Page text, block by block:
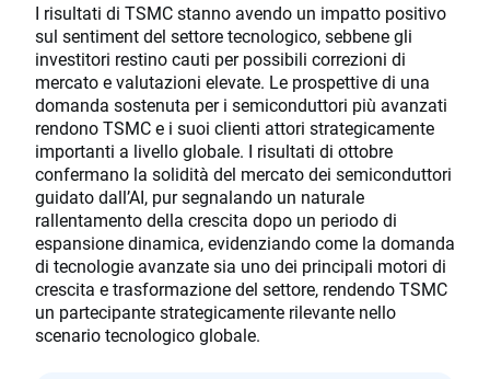
I risultati di TSMC stanno avendo un impatto positivo
sul sentiment del settore tecnologico, sebbene gli
investitori restino cauti per possibili correzioni di
mercato e valutazioni elevate. Le prospettive di una
domanda sostenuta per i semiconduttori più avanzati
rendono TSMC e i suoi clienti attori strategicamente
importanti a livello globale. I risultati di ottobre
confermano la solidità del mercato dei semiconduttori
guidato dall’AI, pur segnalando un naturale
rallentamento della crescita dopo un periodo di
espansione dinamica, evidenziando come la domanda
di tecnologie avanzate sia uno dei principali motori di
crescita e trasformazione del settore, rendendo TSMC
un partecipante strategicamente rilevante nello
scenario tecnologico globale.